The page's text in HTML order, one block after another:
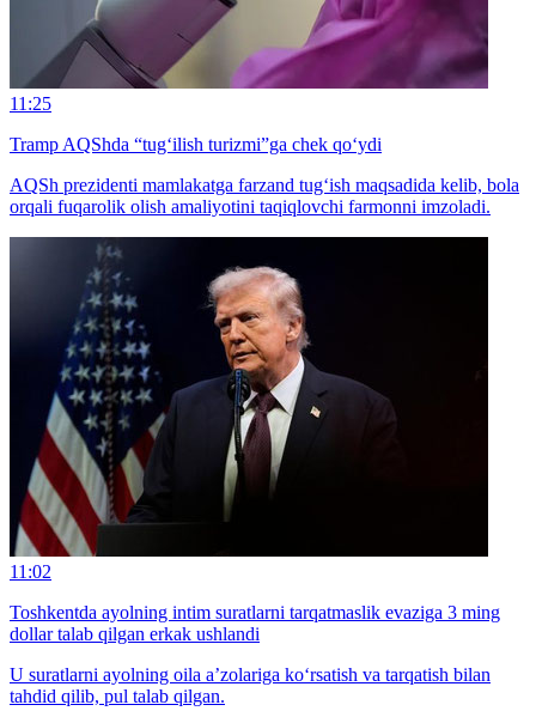
11:25
Tramp AQShda “tug‘ilish turizmi”ga chek qo‘ydi
AQSh prezidenti mamlakatga farzand tug‘ish maqsadida kelib, bola
orqali fuqarolik olish amaliyotini taqiqlovchi farmonni imzoladi.
11:02
Toshkentda ayolning intim suratlarni tarqatmaslik evaziga 3 ming
dollar talab qilgan erkak ushlandi
U suratlarni ayolning oila a’zolariga ko‘rsatish va tarqatish bilan
tahdid qilib, pul talab qilgan.